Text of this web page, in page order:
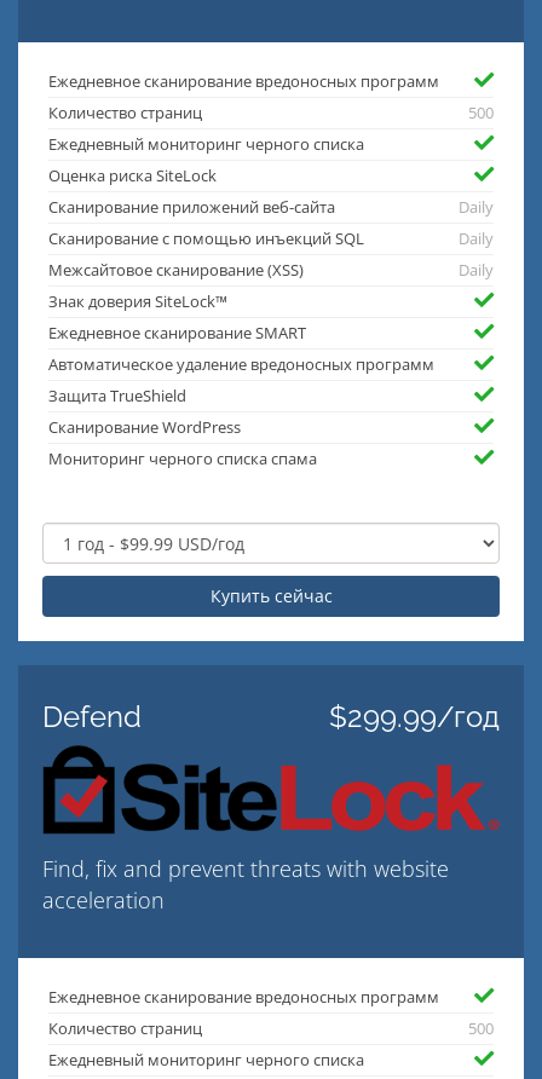
Ежедневное сканирование вредоносных программ
Количество страниц
500
Ежедневный мониторинг черного списка
Оценка риска SiteLock
Сканирование приложений веб-сайта
Daily
Сканирование с помощью инъекций SQL
Daily
Межсайтовое сканирование (XSS)
Daily
Знак доверия SiteLock™
Ежедневное сканирование SMART
Автоматическое удаление вредоносных программ
Защита TrueShield
Сканирование WordPress
Мониторинг черного списка спама
Купить сейчас
Defend $299.99/год
Find, fix and prevent threats with website
acceleration
Ежедневное сканирование вредоносных программ
Количество страниц
500
Ежедневный мониторинг черного списка